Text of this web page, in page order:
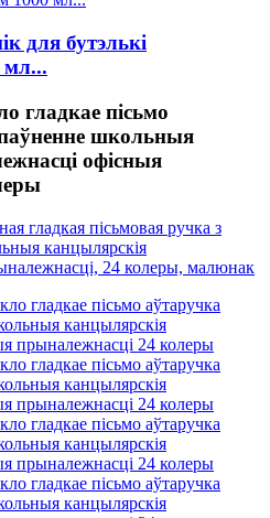
для бутэлькі
мл...
гладкае пісьмо
школьныя
офісныя